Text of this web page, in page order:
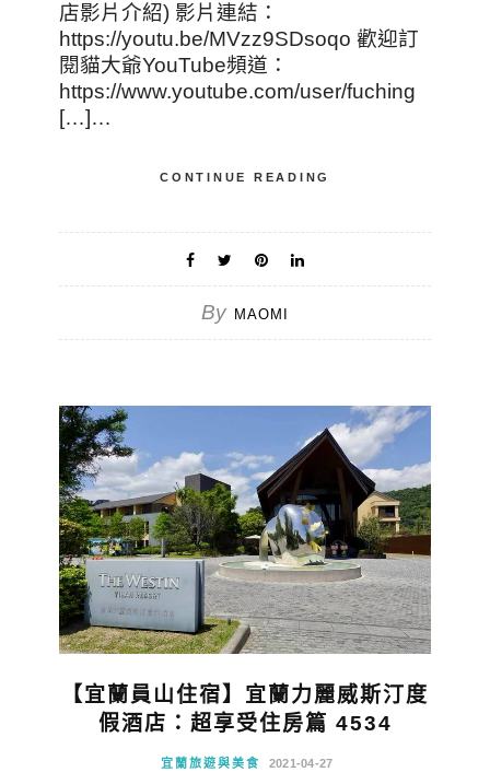
店影片介紹) 影片連結：
https://youtu.be/MVzz9SDsoqo 歡迎訂
閱貓大爺YouTube頻道：
https://www.youtube.com/user/fuching
[…]…
CONTINUE READING
By MAOMI
【宜蘭員山住宿】宜蘭力麗威斯汀度
假酒店：超享受住房篇 4534
宜蘭旅遊與美食 2021-04-27